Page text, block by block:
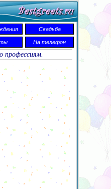
Свадьба
На телефон
профессиям.